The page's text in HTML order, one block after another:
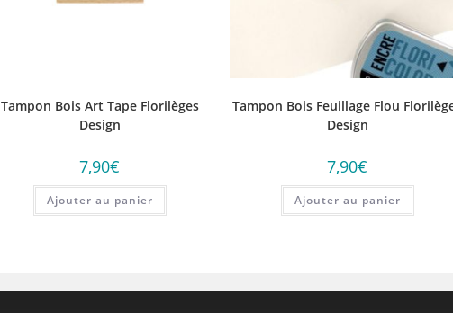
Tampon Bois Art Tape Florilèges
Design
7,90€
Ajouter au panier
Tampon Bois Feuillage Flou
Design
7,90€
Ajouter au panier